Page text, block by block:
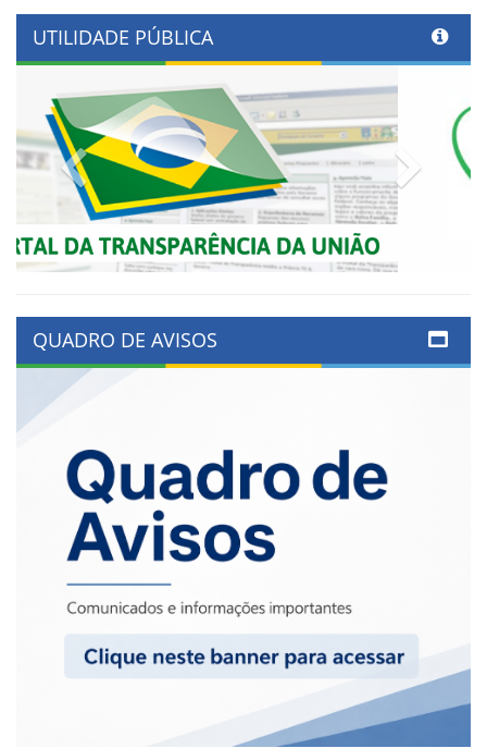
UTILIDADE PÚBLICA
Previous Next
QUADRO DE AVISOS